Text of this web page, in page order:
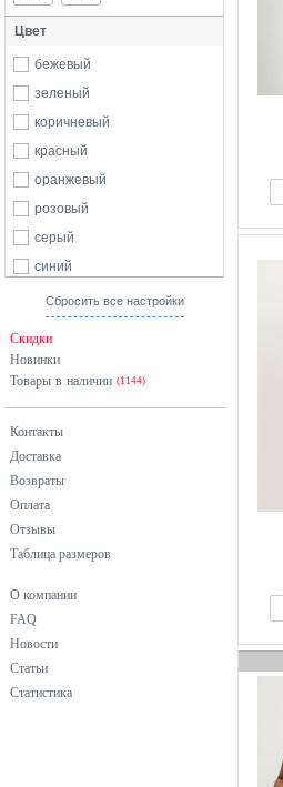
Цвет
бежевый
зеленый
коричневый
красный
оранжевый
розовый
серый
синий
фиолетовый
Сбросить все настройки
Скидки
Новинки
Товары в наличии (1144)
Контакты
Доставка
Возвраты
Оплата
Отзывы
Таблица размеров
О компании
FAQ
Новости
Статьи
Статистика